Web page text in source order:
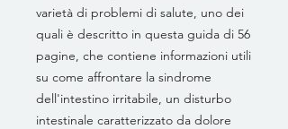
varietà di problemi di salute, uno dei
quali è descritto in questa guida di 56
pagine, che contiene informazioni utili
su come affrontare la sindrome
dell'intestino irritabile, un disturbo
intestinale caratterizzato da dolore